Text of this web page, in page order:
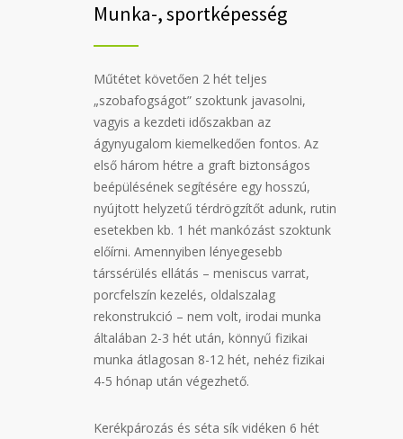
Munka-, sportképesség
Műtétet követően 2 hét teljes
„szobafogságot” szoktunk javasolni,
vagyis a kezdeti időszakban az
ágynyugalom kiemelkedően fontos. Az
első három hétre a graft biztonságos
beépülésének segítésére egy hosszú,
nyújtott helyzetű térdrögzítőt adunk, rutin
esetekben kb. 1 hét mankózást szoktunk
előírni. Amennyiben lényegesebb
társsérülés ellátás – meniscus varrat,
porcfelszín kezelés, oldalszalag
rekonstrukció – nem volt, irodai munka
általában 2-3 hét után, könnyű fizikai
munka átlagosan 8-12 hét, nehéz fizikai
4-5 hónap után végezhető.
Kerékpározás és séta sík vidéken 6 hét